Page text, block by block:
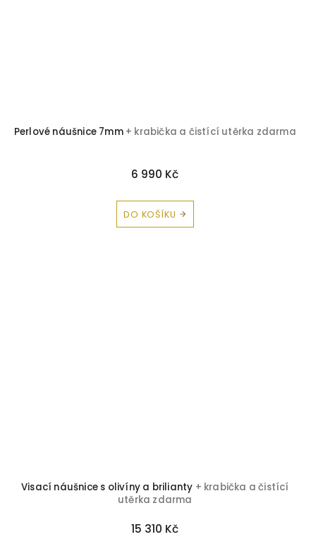
Perlové náušnice 7mm + krabička a čistící utěrka zdarma
6 990 Kč
DO KOŠÍKU
Visací náušnice s olivíny a brilianty + krabička a čistící
utěrka zdarma
15 310 Kč